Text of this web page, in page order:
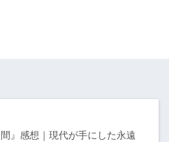
間』感想｜現代が手にした永遠